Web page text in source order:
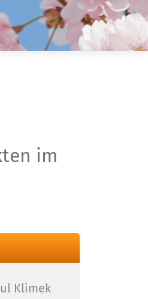
im
Klimek